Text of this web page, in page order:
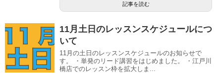
記事を読む
11月土日のレッスンスケジュールにつ
いて
11月の土日のレッスンスケジュールのお知らせで
す。 ・単発のリード講習をはじめました。 ・江戸川
橋店でのレッスン枠を拡大しま...